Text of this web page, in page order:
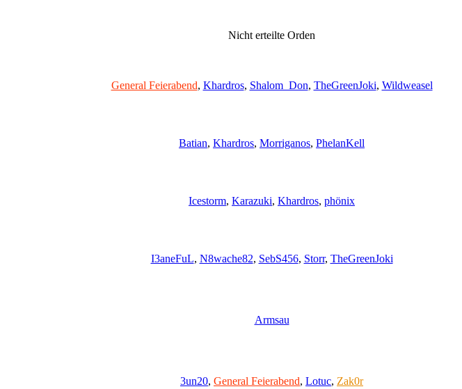
Nicht erteilte Orden
General Feierabend, Khardros, Shalom_Don, TheGreenJoki, Wildweasel
Batian, Khardros, Morriganos, PhelanKell
Icestorm, Karazuki, Khardros, phönix
I3aneFuL, N8wache82, SebS456, Storr, TheGreenJoki
Armsau
3un20, General Feierabend, Lotuc, Zak0r